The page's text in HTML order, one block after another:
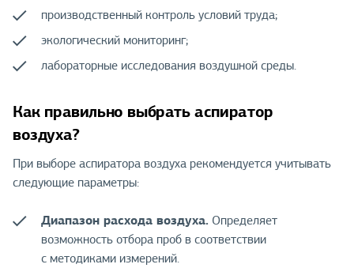
производственный контроль условий труда;
экологический мониторинг;
лабораторные исследования воздушной среды.
Как правильно выбрать аспиратор
воздуха?
При выборе аспиратора воздуха рекомендуется учитывать
следующие параметры:
Диапазон расхода воздуха. Определяет
возможность отбора проб в соответствии
с методиками измерений.